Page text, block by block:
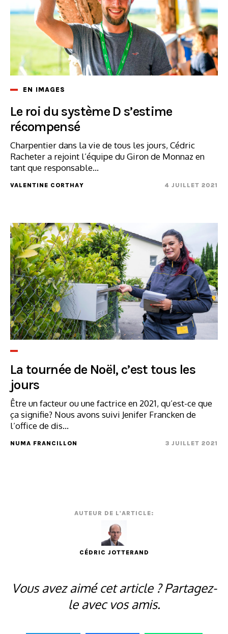
EN IMAGES
Le roi du système D s’estime
récompensé
Charpentier dans la vie de tous les jours, Cédric
Racheter a rejoint l’équipe du Giron de Monnaz en
tant que responsable...
VALENTINE CORTHAY 4 JUILLET 2021
La tournée de Noël, c’est tous les
jours
Être un facteur ou une factrice en 2021, qu’est-ce que
ça signifie? Nous avons suivi Jenifer Francken de
l’office de dis...
NUMA FRANCILLON 3 JUILLET 2021
AUTEUR DE L'ARTICLE:
CÉDRIC JOTTERAND
Vous avez aimé cet article ? Partagez-
le avec vos amis.